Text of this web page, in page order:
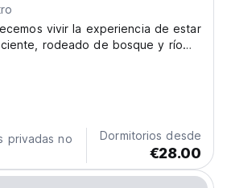
vivir la experiencia de estar
rodeado de bosque y río
puro y fresco, en un ambiente
y sano. Ven a nutrirte con comida
privadas no
Dormitorios desde
€28.00